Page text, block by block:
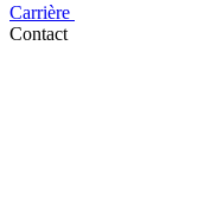
Carrière
Contact